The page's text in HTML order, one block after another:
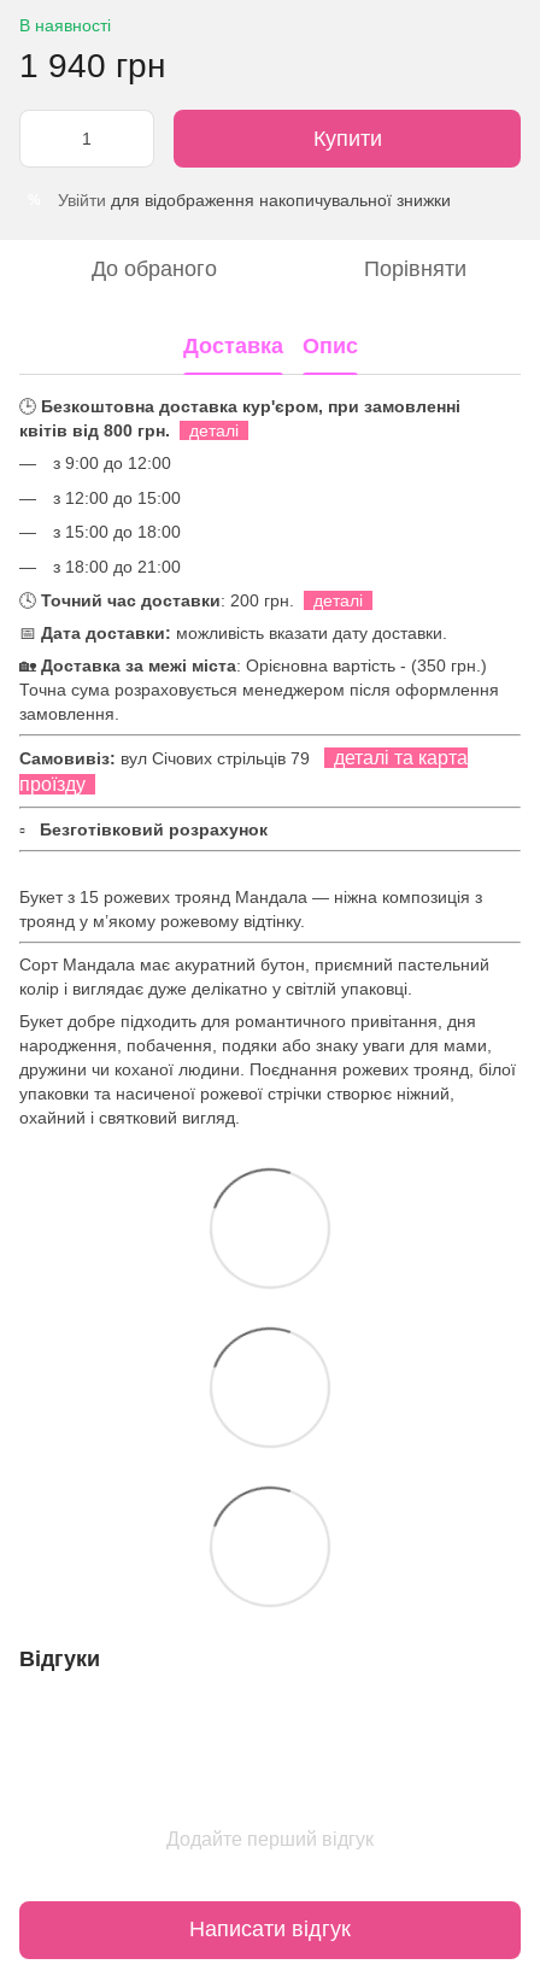
В наявності
1 940 грн
Купити
Увійти для відображення накопичувальної знижки
До обраного Порівняти
Доставка Опис
🕒 Безкоштовна доставка кур'єром, при замовленні
квітів від 800 грн.
деталі
з 9:00 до 12:00
з 12:00 до 15:00
з 15:00 до 18:00
з 18:00 до 21:00
🕓 Точний час доставки: 200 грн.
деталі
📅 Дата доставки: можливість вказати дату доставки.
🏡 Доставка за межі міста: Орієновна вартість - (350 грн.)
Точна сума розраховується менеджером після оформлення
замовлення.
Самовивіз: вул Січових стрільців 79
деталі та карта
проїзду
▫ Безготівковий розрахунок
Букет з 15 рожевих троянд Мандала — ніжна композиція з
троянд у м’якому рожевому відтінку.
Сорт Мандала має акуратний бутон, приємний пастельний
колір і виглядає дуже делікатно у світлій упаковці.
Букет добре підходить для романтичного привітання, дня
народження, побачення, подяки або знаку уваги для мами,
дружини чи коханої людини. Поєднання рожевих троянд, білої
упаковки та насиченої рожевої стрічки створює ніжний,
охайний і святковий вигляд.
Відгуки
Додайте перший відгук
Написати відгук